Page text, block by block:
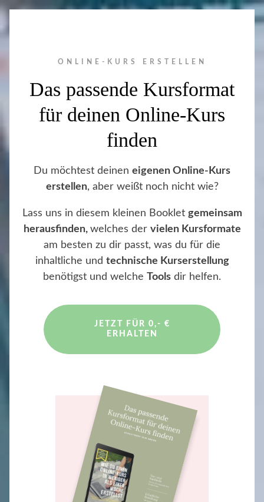
ONLINE-KURS ERSTELLEN
Das passende Kursformat
für deinen Online-Kurs
finden
Du möchtest deinen eigenen Online-Kurs
erstellen, aber weißt noch nicht wie?
Lass uns in diesem kleinen Booklet gemeinsam
herausfinden, welches der vielen Kursformate
am besten zu dir passt, was du für die
inhaltliche und technische Kurserstellung
benötigst und welche Tools dir helfen.
JETZT FÜR 0,- €
ERHALTEN